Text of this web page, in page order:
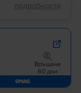
подробности
Връщане
60 дни